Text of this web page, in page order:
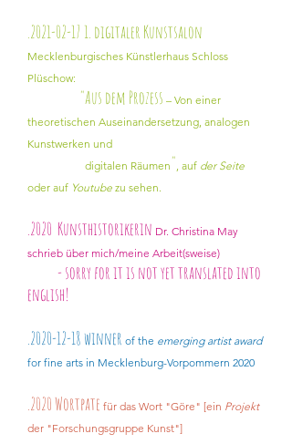
.2021-02-17 1. digitaler Kunstsalon
Mecklenburgisches Künstlerhaus Schloss
Plüschow:
"Aus dem Prozess – Von einer
theoretischen Auseinandersetzung, analogen
Kunstwerken und
digitalen Räumen ", auf der Seite
oder auf Youtube zu sehen.
.2020 Kunsthistorikerin Dr. Christina May
schrieb über mich/meine Arbeit(sweise)
- sorry for it is not yet translated into
english!
.2020-12-18 winner of the emerging artist award
for fine arts in Mecklenburg-Vorpommern 2020
.2020 Wortpate für das Wort "Göre" [ein Projekt
der "Forschungsgruppe Kunst"]